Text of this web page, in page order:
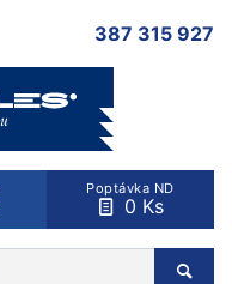
387 315 927
Poptávka ND
0 Ks